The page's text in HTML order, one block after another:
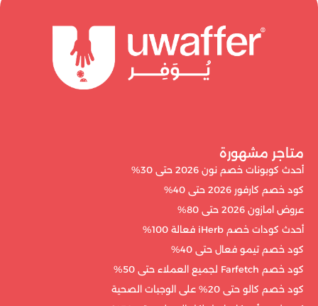
متاجر مشهورة
أحدث كوبونات خصم نون 2026 حتى 30%
كود خصم كارفور 2026 حتى 40%
عروض امازون 2026 حتى 80%
أحدث كودات خصم iHerb فعالة 100%
كود خصم تيمو فعال حتى 40%
كود خصم Farfetch لجميع العملاء حتى 50%
كود خصم كالو حتى 20% على الوجبات الصحية